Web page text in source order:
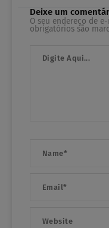
Deixe um
O seu endereço de
obrigatórios são
Aqui...